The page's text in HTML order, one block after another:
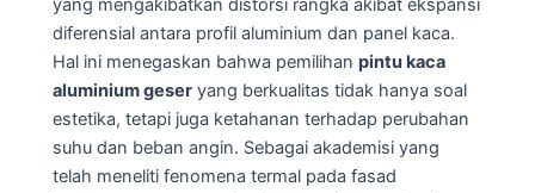
yang mengakibatkan distorsi rangka akibat ekspansi
diferensial antara profil aluminium dan panel kaca.
Hal ini menegaskan bahwa pemilihan pintu kaca
aluminium geser yang berkualitas tidak hanya soal
estetika, tetapi juga ketahanan terhadap perubahan
suhu dan beban angin. Sebagai akademisi yang
telah meneliti fenomena termal pada fasad